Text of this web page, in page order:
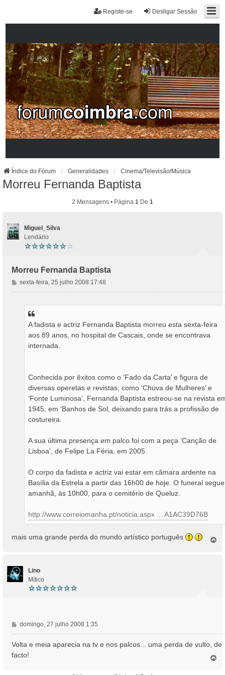
Desligar Sessão
Registe-se
Índice do Fórum Generalidades Cinema/Televisão/Música
Morreu Fernanda Baptista
2 Mensagens • Página 1 De 1
Miguel_Silva
Lendário
Morreu Fernanda Baptista
M
e
sexta-feira, 25 julho 2008 17:48
A fadista e actriz Fernanda Baptista morreu esta sexta-feira
aos 89 anos, no hospital de Cascais, onde se encontrava
internada.
Conhecida por êxitos como o ‘Fado da Carta’ e figura de
diversas operetas e revistas, como ‘Chuva de Mulheres’ e
‘Fonte Luminosa’, Fernanda Baptista estreou-se na revista
1945, em ‘Banhos de Sol, deixando para trás a profissão de
costureira.
A sua última presença em palco foi com a peça ‘Canção de
Lisboa’, de Felipe La Féria, em 2005.
O corpo da fadista e actriz vai estar em câmara ardente na
Basília da Estrela a partir das 16h00 de hoje. O funeral segue
amanhã, às 10h00, para o cemitério de Queluz.
http://www.correiomanha.pt/noticia.aspx ... A1AC39D76B
mais uma grande perda do mundo artístico português
Lino
Mítico
M
e
n
a
domingo, 27 julho 2008 1:35
Volta e meia aparecia na tv e nos palcos... uma perda de vulto, de
facto!